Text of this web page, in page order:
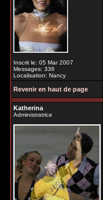
Inscrit le: 05 Mar 2007
Messages: 336
Localisation: Nancy
Revenir en haut de page
Katherina
Administratrice